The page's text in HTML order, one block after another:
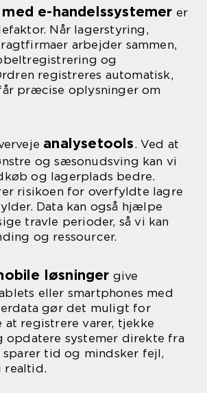
e-handelssystemer er
Når lagerstyring,
arbejder sammen,
og
registreres automatisk,
præcise oplysninger om
analysetools. Ved at
og sæsonudsving kan vi
og lagerplads bedre.
risikoen for overfyldte lagre
Data kan også hjælpe
travle perioder, så vi kan
og ressourcer.
løsninger give
eller smartphones med
gør det muligt for
at registrere varer, tjekke
opdatere systemer direkte fra
sparer tid og mindsker fejl,
realtid.